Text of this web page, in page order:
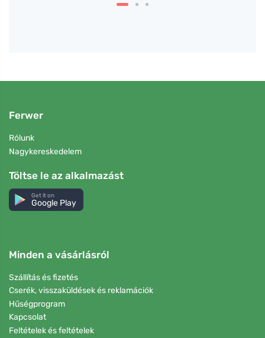
Ferwer
Rólunk
Nagykereskedelem
Töltse le az alkalmazást
Get it on
Google Play
Minden a vásárlásról
Szállítás és fizetés
Cserék, visszaküldések és reklamációk
Hűségprogram
Kapcsolat
Feltételek és feltételek